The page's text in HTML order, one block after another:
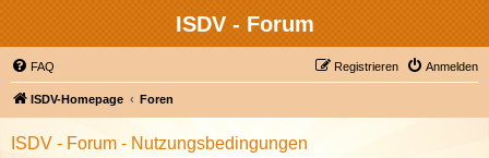
ISDV - Forum
FAQ Anmelden
Registrieren
ISDV-Homepage Foren
ISDV - Forum - Nutzungsbedingungen